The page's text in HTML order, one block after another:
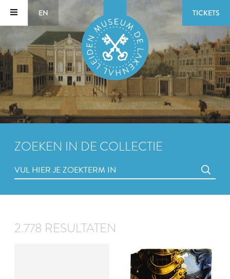
EN TICKETS
ZOEKEN IN DE COLLECTIE
2.778 RESULTATEN